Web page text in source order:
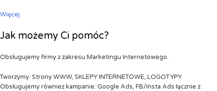
Więcej
Jak możemy Ci pomóc?
Obsługujemy firmy z zakresu Marketingu Internetowego.
Tworzymy: Strony WWW, SKLEPY INTERNETOWE, LOGOTYPY.
Obsługujemy również kampanie: Google Ads, FB/Insta Ads łącznie z